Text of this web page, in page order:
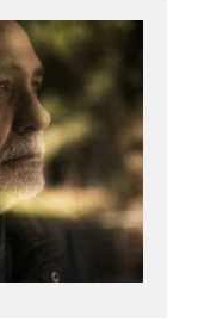
OBJECT-1